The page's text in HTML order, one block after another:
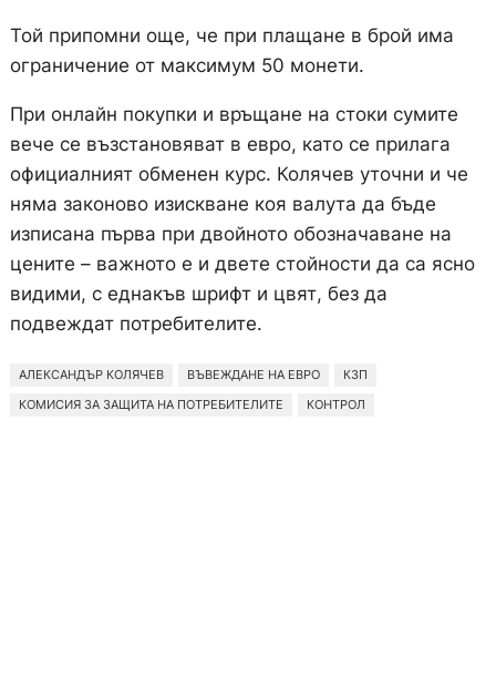
Той припомни още, че при плащане в брой има
ограничение от максимум 50 монети.
При онлайн покупки и връщане на стоки сумите
вече се възстановяват в евро, като се прилага
официалният обменен курс. Колячев уточни и че
няма законово изискване коя валута да бъде
изписана първа при двойното обозначаване на
цените – важното е и двете стойности да са ясно
видими, с еднакъв шрифт и цвят, без да
подвеждат потребителите.
АЛЕКСАНДЪР КОЛЯЧЕВ ВЪВЕЖДАНЕ НА ЕВРО
КЗП
КОМИСИЯ ЗА ЗАЩИТА НА ПОТРЕБИТЕЛИТЕ
КОНТРОЛ